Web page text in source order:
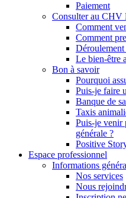
Paiement
Consulter au CHV
Comment
Comment
Déroulement
Le bien-être
Bon à savoir
Pourquoi
Puis-je faire
Banque de
Taxis
Puis-je venir
générale ?
Positive
Espace professionnel
Informations
Nos services
Nous